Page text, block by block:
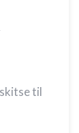
til